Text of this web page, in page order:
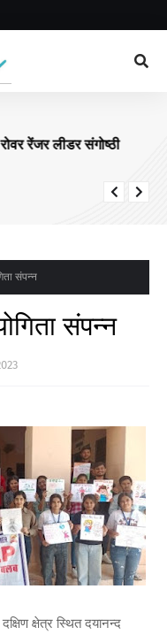
रेंजर लीडर संगोष्ठी
संपन्न
संपन्न
क्षेत्र स्थित दयानन्द